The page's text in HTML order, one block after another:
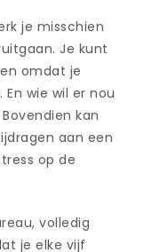
je misschien
Je kunt
omdat je
wie wil er nou
kan
aan een
op de
volledig
je elke vijf